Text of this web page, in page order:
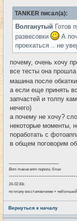
TANKER писал(а):
Волганутый Готов
развесовки
А
проехаться .. не
почему, очень хочу
все тесты она
машина после обкатки
а если еще принять
запчастей и толпу
нечего)
а почему не хочу?
некоторые моменты,
поработать с
в общем поговорим
Вот такие вот пироги, блин
-----------------------------------
24-02 83г.
по плану восстановление +
Вернуться к началу